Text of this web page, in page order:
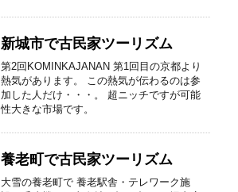
新城市で古民家ツーリズム
第2回KOMINKAJANAN 第1回目の京都より
熱気があります。 この熱気が伝わるのは参
加した人だけ・・・。 超ニッチですが可能
性大きな市場です。
養老町で古民家ツーリズム
大雪の養老町で 養老駅舎・テレワーク施